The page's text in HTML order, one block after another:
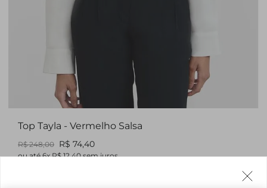
Top Tayla - Vermelho Salsa
R$ 248,00 R$ 74,40
ou até6x R$ 12,40sem juros